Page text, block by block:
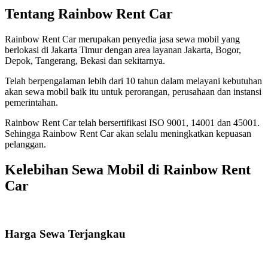
Tentang Rainbow Rent Car
Rainbow Rent Car merupakan penyedia jasa sewa mobil yang
berlokasi di Jakarta Timur dengan area layanan Jakarta, Bogor,
Depok, Tangerang, Bekasi dan sekitarnya.
Telah berpengalaman lebih dari 10 tahun dalam melayani kebutuhan
akan sewa mobil baik itu untuk perorangan, perusahaan dan instansi
pemerintahan.
Rainbow Rent Car telah bersertifikasi ISO 9001, 14001 dan 45001.
Sehingga Rainbow Rent Car akan selalu meningkatkan kepuasan
pelanggan.
Kelebihan Sewa Mobil di Rainbow Rent
Car
Harga Sewa Terjangkau